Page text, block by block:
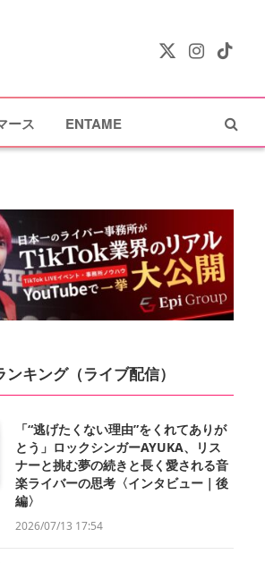
X
Instagram
TikTok
ース ENTAME
キング（ライブ配信）
「“逃げたくない理由”をくれてありが
とう」ロックシンガーAYUKA、リス
ナーと挑む夢の続きと長く愛される音
楽ライバーの思考〈インタビュー｜後
編〉
2026/07/13 17:54